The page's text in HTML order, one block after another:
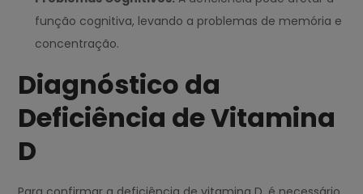
função cognitiva, levando a problemas de memória e
concentração.
Diagnóstico da
Deficiência de Vitamina
D